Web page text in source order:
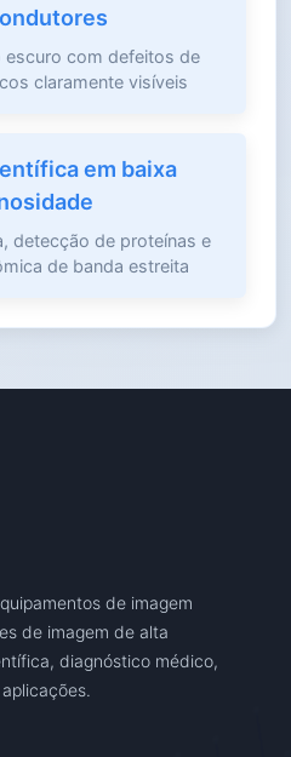
escuro com defeitos de
claramente visíveis
em baixa
detecção de proteínas e
de banda estreita
de imagem
de imagem de alta
diagnóstico médico,